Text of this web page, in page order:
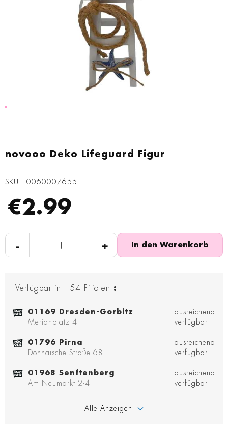
novooo Deko Lifeguard Figur
SKU 0060007655
€2.99
- + In den Warenkorb
Verfügbar in 154 Filialen :
01169 Dresden-Gorbitz
Merianplatz 4
ausreichend
verfügbar
01796 Pirna
Dohnaische Straße 68
ausreichend
verfügbar
01968 Senftenberg
Am Neumarkt 2-4
ausreichend
verfügbar
Alle Anzeigen
Anfang
springen